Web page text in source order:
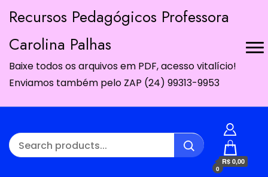
Recursos Pedagógicos Professora
Carolina Palhas
Baixe todos os arquivos em PDF, acesso vitalício!
Enviamos também pelo ZAP (24) 99313-9953
0
R$ 0,00